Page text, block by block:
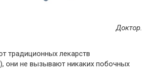
Доктор.
традиционных лекарств
они не вызывают никаких побочных